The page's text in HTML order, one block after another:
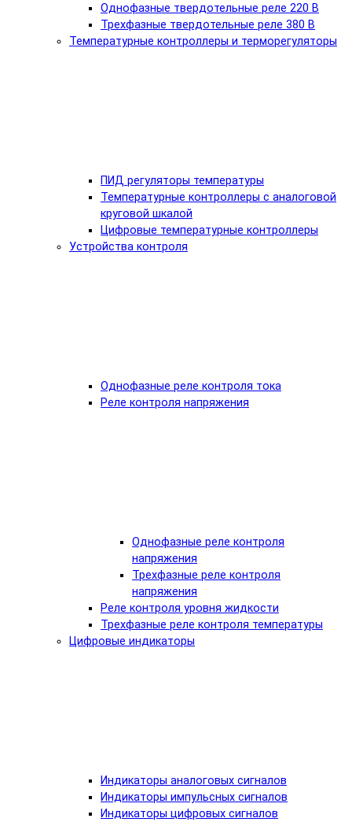
Однофазные твердотельные реле 220 В
Трехфазные твердотельные реле 380 В
Температурные контроллеры и терморегуляторы
ПИД регуляторы температуры
Температурные контроллеры с аналоговой
круговой шкалой
Цифровые температурные контроллеры
Устройства контроля
Однофазные реле контроля тока
Реле контроля напряжения
Однофазные реле контроля
напряжения
Трехфазные реле контроля
напряжения
Реле контроля уровня жидкости
Трехфазные реле контроля температуры
Цифровые индикаторы
Индикаторы аналоговых сигналов
Индикаторы импульсных сигналов
Индикаторы цифровых сигналов